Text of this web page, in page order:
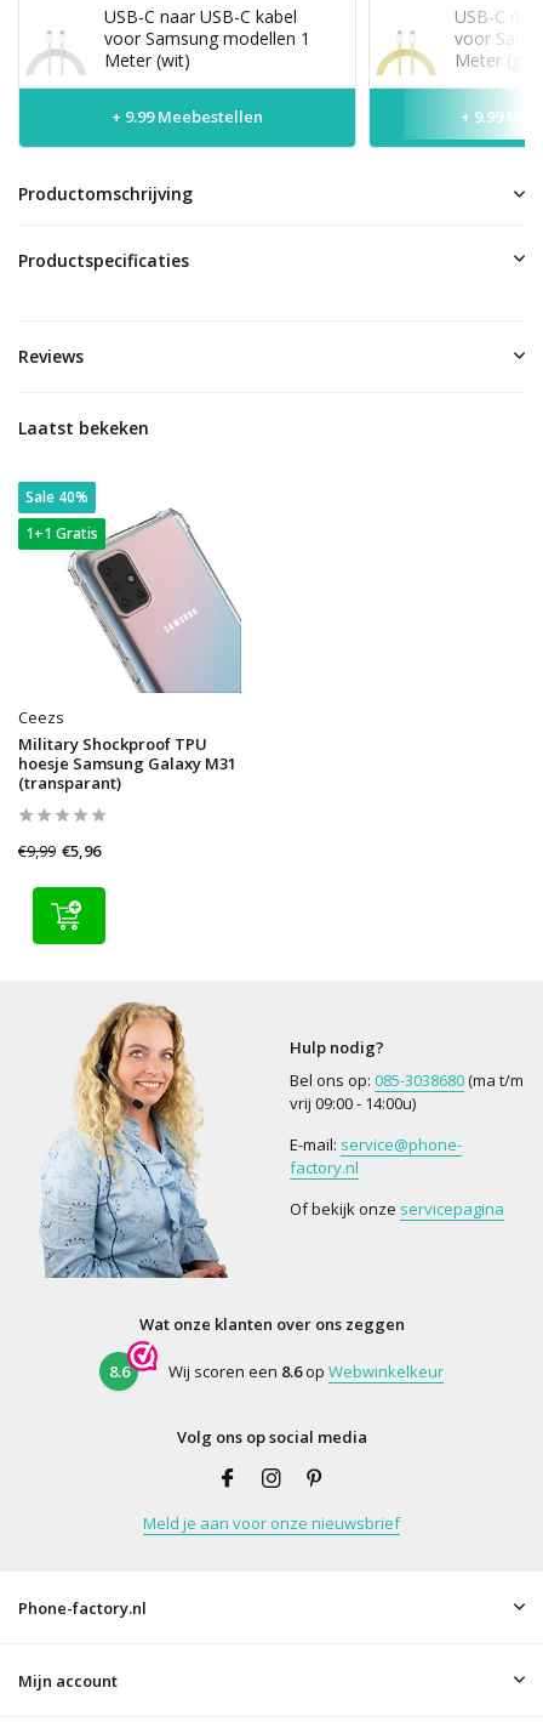
USB-C naar USB-C kabel
voor Samsung modellen 1
Meter (wit)
+ 9.99 Meebestellen
USB-C
voor
Meter
+ 9.99
Productomschrijving
Productspecificaties
Reviews
Laatst bekeken
Sale 40%
1+1 Gratis
Ceezs
Military Shockproof TPU
hoesje Samsung Galaxy M31
(transparant)
€9,99 €5,96
Hulp nodig?
Bel ons op: 085-3038680(ma t/m
vrij 09:00 - 14:00u)
E-mail: service@phone-
factory.nl
Of bekijk onze servicepagina
Wat onze klanten over ons zeggen
8.6 Wij scoren een 8.6op Webwinkelkeur
Volg ons op social media
Meld je aan voor onze nieuwsbrief
Phone-factory.nl
Mijn account